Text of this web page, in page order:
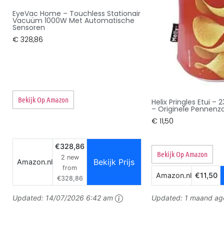
EyeVac Home – Touchless Stationair
Vacuüm 1000W Met Automatische
Sensoren
€ 328,86
Bekijk Op Amazon
Amazon.nl
€328,86
2 new
from
€328,86
Bekijk Prijs
Updated: 14/07/2026 6:42 am
Helix Pringles Etui –
– Originele
€ 11,50
Bekijk Op Amazon
Amazon.nl €11,50
Updated: 1 maand